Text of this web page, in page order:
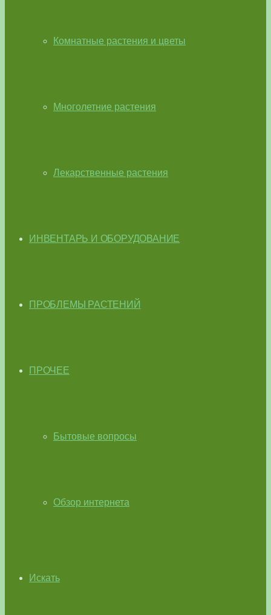
Комнатные растения и цветы
Многолетние растения
Лекарственные растения
ИНВЕНТАРЬ И ОБОРУДОВАНИЕ
ПРОБЛЕМЫ РАСТЕНИЙ
ПРОЧЕЕ
Бытовые вопросы
Обзор интернета
Искать